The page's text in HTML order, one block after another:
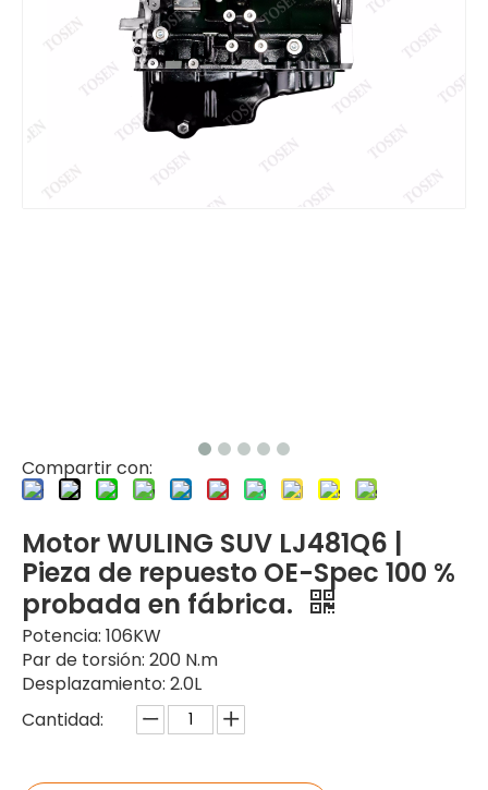
Compartir con:
Motor WULING SUV LJ481Q6 |
Pieza de repuesto OE-Spec 100 %
probada en fábrica.
Potencia: 106KW
Par de torsión: 200 N.m
Desplazamiento: 2.0L
Cantidad: